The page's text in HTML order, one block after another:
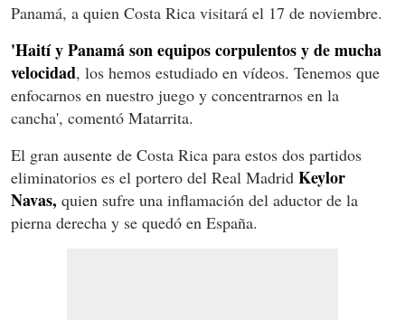
Panamá, a quien Costa Rica visitará el 17 de noviembre.
'Haití y Panamá son equipos corpulentos y de mucha
velocidad, los hemos estudiado en vídeos. Tenemos que
enfocarnos en nuestro juego y concentrarnos en la
cancha', comentó Matarrita.
El gran ausente de Costa Rica para estos dos partidos
eliminatorios es el portero del Real Madrid Keylor
Navas, quien sufre una inflamación del aductor de la
pierna derecha y se quedó en España.